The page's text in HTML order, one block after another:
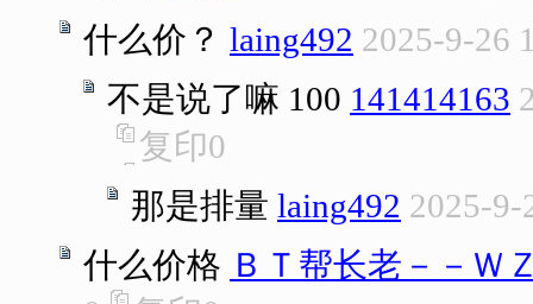
什么价？ laing492 2025-9-26
不是说了嘛 100 141414163
复印0
那是排量 laing492 2025-9-
什么价格 ＢＴ帮长老－－Ｗ